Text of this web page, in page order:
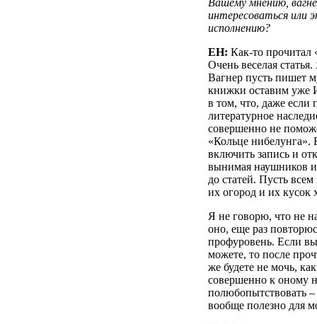
Вашему мнению,
интересоваться или
исполнению?
ЕН: Как-то прочитал
Очень веселая
Вагнер пусть пишет
книжки оставим уже
в том, что, даже если
литературное
совершенно не
«Кольце нибелунга».
включить запись и
вынимая наушников
до статей. Пусть
их огород и их кусок
Я не говорю, что не
оно, еще раз
профуровень. Если
можете, то после
же будете не мочь,
совершенно к оному
полюбопытствовать
вообще полезно для